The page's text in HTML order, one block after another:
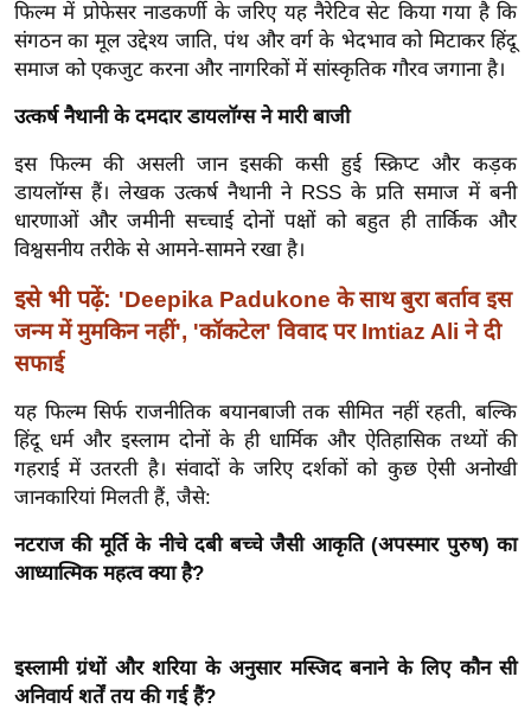
ब्री
फ
नो
रं
ज
न
ज
ग
त
बॉ
ली
वु
ड
हॉ
ली
वु
ड
स
मी
फिल्म में प्रोफेसर नाडकर्णी के जरिए यह नैरेटिव सेट किया गया है कि
संगठन का मूल उद्देश्य जाति, पंथ और वर्ग के भेदभाव को मिटाकर हिंदू
समाज को एकजुट करना और नागरिकों में सांस्कृतिक गौरव जगाना है।
उत्कर्ष नैथानी के दमदार डायलॉग्स ने मारी बाजी
इस फिल्म की असली जान इसकी कसी हुई स्क्रिप्ट और कड़क
डायलॉग्स हैं। लेखक उत्कर्ष नैथानी ने RSS के प्रति समाज में बनी
धारणाओं और जमीनी सच्चाई दोनों पक्षों को बहुत ही तार्किक और
विश्वसनीय तरीके से आमने-सामने रखा है।
इसे भी पढ़ें: 'Deepika Padukone के साथ बुरा बर्ताव इस
जन्म में मुमकिन नहीं', 'कॉकटेल' विवाद पर Imtiaz Ali ने दी
सफाई
यह फिल्म सिर्फ राजनीतिक बयानबाजी तक सीमित नहीं रहती, बल्कि
हिंदू धर्म और इस्लाम दोनों के ही धार्मिक और ऐतिहासिक तथ्यों की
गहराई में उतरती है। संवादों के जरिए दर्शकों को कुछ ऐसी अनोखी
जानकारियां मिलती हैं, जैसे:
नटराज की मूर्ति के नीचे दबी बच्चे जैसी आकृति (अपस्मार पुरुष) का
आध्यात्मिक महत्व क्या है?
इस्लामी ग्रंथों और शरिया के अनुसार मस्जिद बनाने के लिए कौन सी
अनिवार्य शर्तें तय की गई हैं?